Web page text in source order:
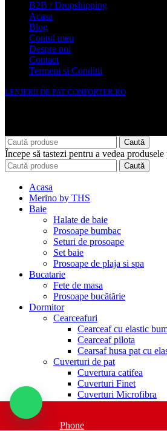
B2B / Dropshipping
Acasa
Blog
Contul meu
Despre noi
Contact
Termeni si Conditii
LENJERII DE PAT CONFORTER.RO
Caută
Începe să tastezi pentru a vedea produsele
Caută
Acasa
Merino by THS
Baie
Halate de baie
Prosoape bumbac
Seturi de prosoape
Set baie
Prosoape de plaja si spa
Bucatarie
Fete de masa
Prosoape bucătărie
Dormitor
Cearceafuri
Cearceaf cu elastic
Cearceaf pilota
Cearsaf husa pat cu
Cuverturi de pat
Cuvertura catifea
Cuverturi Finet
Cuverturi Microfibra
Lenjerii Cocolino
Phone